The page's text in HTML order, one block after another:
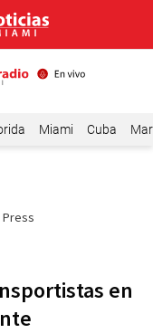
Miami Cuba
en